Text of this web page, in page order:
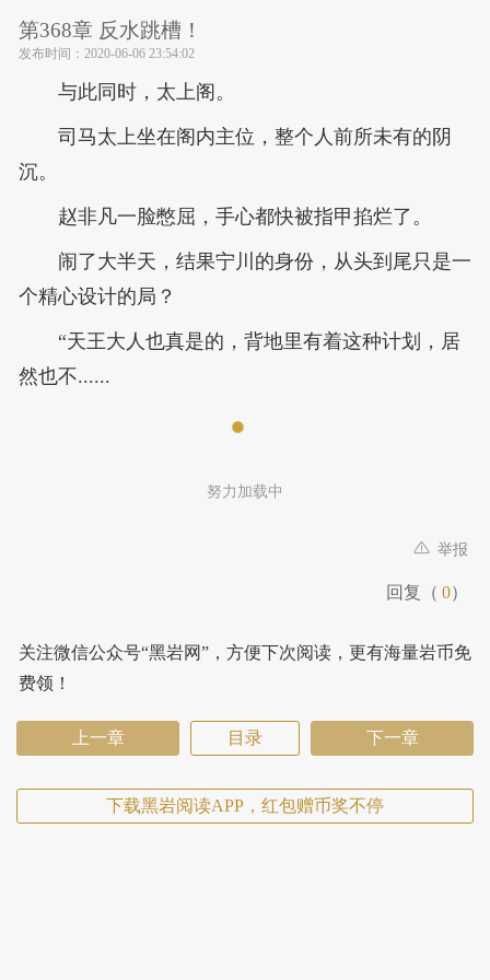
第368章 反水跳槽！
发布时间： 2020-06-06 23:54:02
与此同时，太上阁。
司马太上坐在阁内主位，整个人前所未有的阴
沉。
赵非凡一脸憋屈，手心都快被指甲掐烂了。
闹了大半天，结果宁川的身份，从头到尾只是一
个精心设计的局？
“天王大人也真是的，背地里有着这种计划，居
然也不......
努力加载中
举报
回复（ 0）
关注微信公众号“黑岩网”，方便下次阅读，更有海量岩币免
费领！
上一章 目录 下一章
下载黑岩阅读APP，红包赠币奖不停